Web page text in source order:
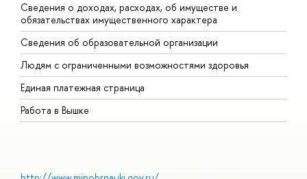
Сведения о доходах, расходах, об имуществе и
обязательствах имущественного характера
Сведения об образовательной организации
Людям с ограниченными возможностями здоровья
Единая платежная страница
Работа в Вышке